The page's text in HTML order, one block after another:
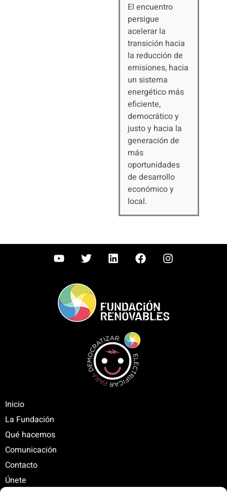
El encuentro
persigue
acelerar la
transición hacia
la reducción de
emisiones, hacia
un sistema
energético más
eficiente,
democrático y
justo y hacia la
generación de
más
oportunidades
de desarrollo
económico y
local.
Inicio
La Fundación
Qué hacemos
Comunicación
Contacto
Únete